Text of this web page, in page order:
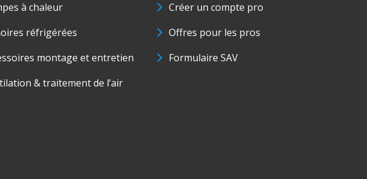
à chaleur
réfrigérées
montage et entretien
& traitement de l’air
Créer un compte pro
Offres pour les pros
Formulaire SAV